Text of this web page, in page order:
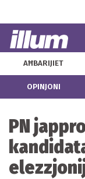
AĦBARIJIET
OPINJONI
PN